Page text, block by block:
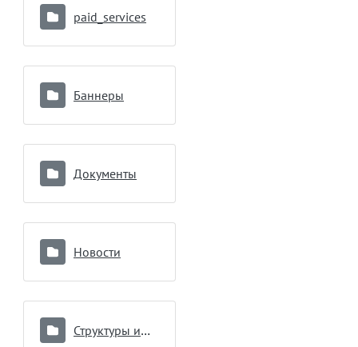
paid_services
Баннеры
Документы
Новости
Структуры и органы управления